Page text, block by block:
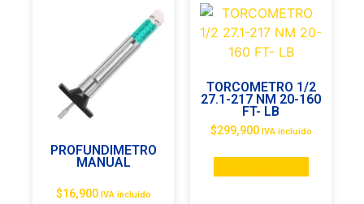
PROFUNDIMETRO
MANUAL
$16,900 IVA incluído
TORCOMETRO 1/2
27.1-217 NM 20-160
FT- LB
$299,900 IVA incluído